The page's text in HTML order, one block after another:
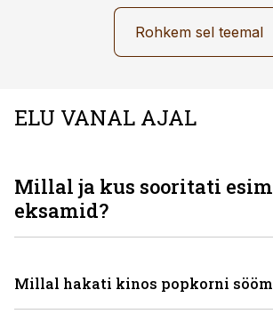
Rohkem sel teemal
ELU VANAL AJAL
Millal ja kus sooritati
eksamid?
Millal hakati kinos popkorni